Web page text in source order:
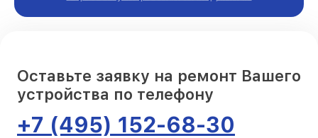
Оставьте заявку на ремонт Вашего
устройства по телефону
+7 (495) 152-68-30